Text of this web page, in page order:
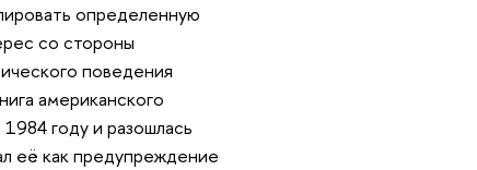
определенную
со стороны
поведения
американского
году и разошлась
её как предупреждение